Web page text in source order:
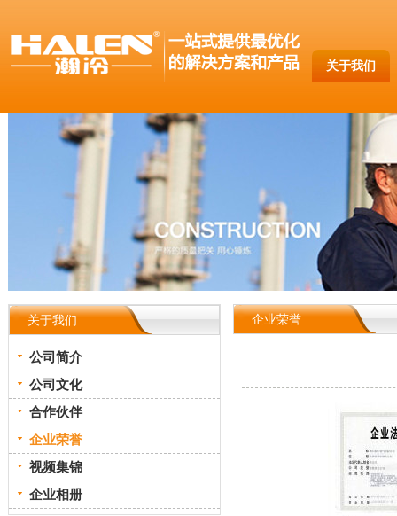
关于我们
关于我们
公司简介
公司文化
合作伙伴
企业荣誉
视频集锦
企业相册
企业荣誉